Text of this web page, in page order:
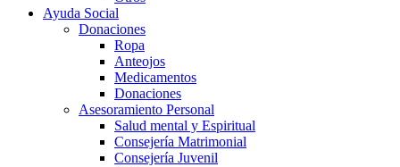
Ayuda Social
Donaciones
Ropa
Anteojos
Medicamentos
Donaciones
Asesoramiento Personal
Salud mental y Espiritual
Consejería Matrimonial
Consejería Juvenil